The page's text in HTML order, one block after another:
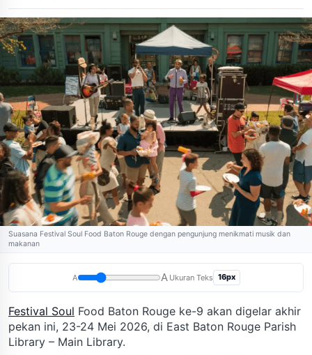
Suasana Festival Soul Food Baton Rouge dengan pengunjung menikmati musik dan
makanan
A A Ukuran Teks 16px
Festival Soul Food Baton Rouge ke-9 akan digelar akhir
pekan ini, 23-24 Mei 2026, di East Baton Rouge Parish
Library – Main Library.